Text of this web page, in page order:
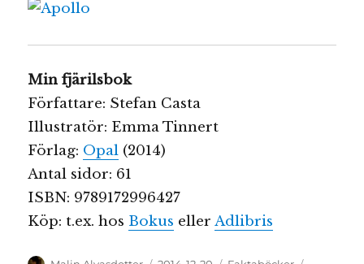
Min fjärilsbok
Författare: Stefan Casta
Illustratör: Emma Tinnert
Förlag: Opal (2014)
Antal sidor: 61
ISBN: 9789172996427
Köp: t.ex. hos Bokus ellerAdlibris